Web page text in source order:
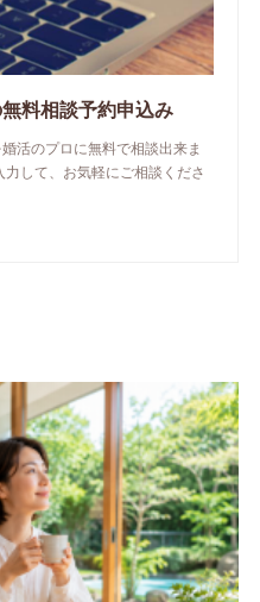
料相談予約申込み
活のプロに無料で相談出来ま
して、お気軽にご相談くださ